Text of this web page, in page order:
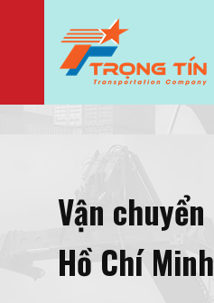
Vận
Hồ Chí